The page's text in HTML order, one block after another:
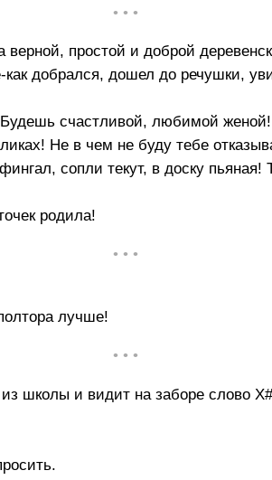
• • •
простой и доброй
добрался, дошел до речушки,
счастливой, любимой женой!
Не в чем не буду тебе
сопли текут, в доску пьяная!
родила!
• • •
лучше!
• • •
школы и видит на заборе слово